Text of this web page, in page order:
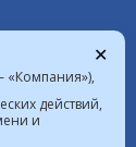
✕
«Компания»),
действий,
и